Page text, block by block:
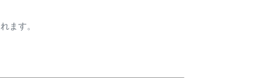
ます。